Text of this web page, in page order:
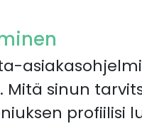
Mitä sinun
profiilisi